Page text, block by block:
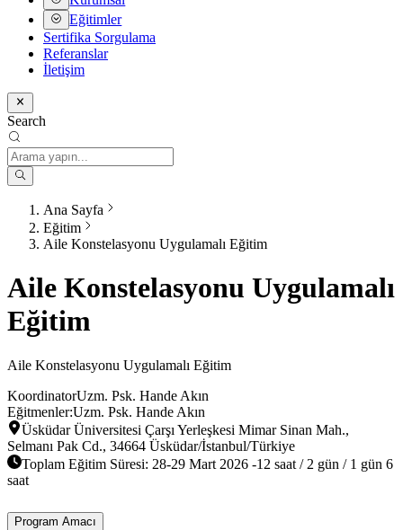
Eğitimler
Sertifika Sorgulama
Referanslar
İletişim
Search
Ana Sayfa
Eğitim
Aile Konstelasyonu Uygulamalı Eğitim
Aile Konstelasyonu Uygulamalı
Eğitim
Aile Konstelasyonu Uygulamalı Eğitim
KoordinatorUzm. Psk. Hande Akın
Eğitmenler:Uzm. Psk. Hande Akın
Üsküdar Üniversitesi Çarşı Yerleşkesi Mimar Sinan Mah.,
Selmanı Pak Cd., 34664 Üsküdar/İstanbul/Türkiye
Toplam Eğitim Süresi: 28-29 Mart 2026 -12 saat / 2 gün / 1 gün 6
saat
Program Amacı